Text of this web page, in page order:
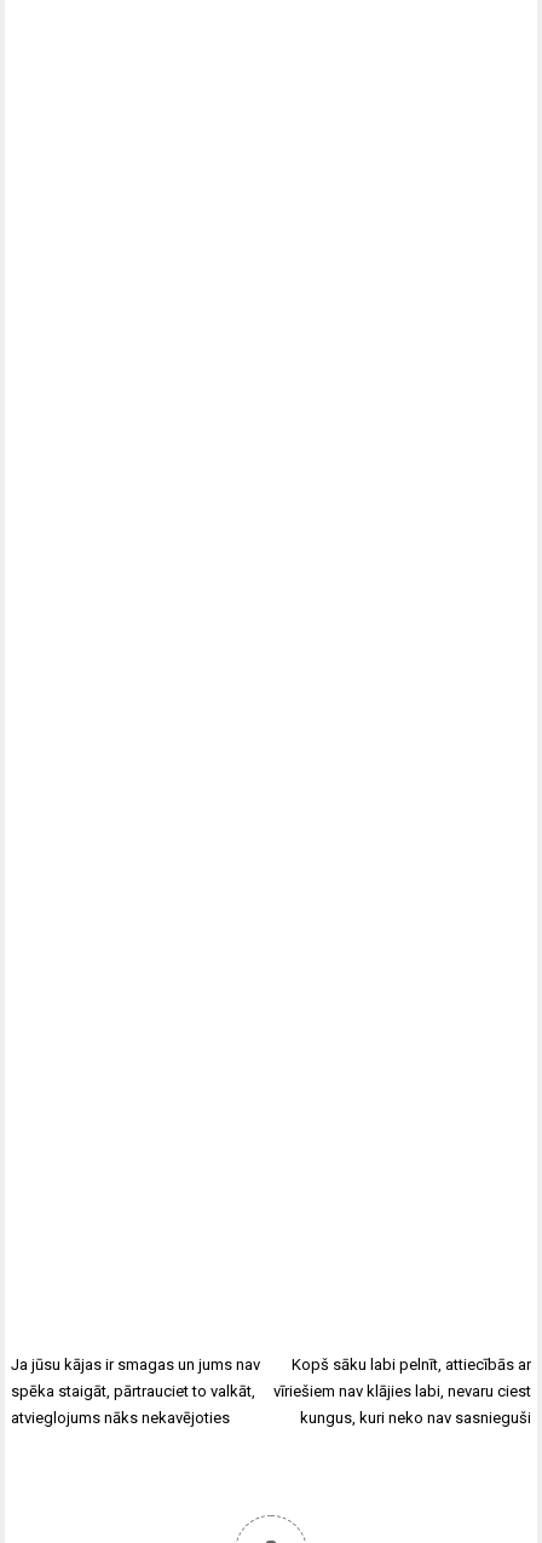
Ja jūsu kājas ir smagas un jums nav
spēka staigāt, pārtrauciet to valkāt,
atvieglojums nāks nekavējoties
Kopš sāku labi pelnīt, attiecībās ar
vīriešiem nav klājies labi, nevaru ciest
kungus, kuri neko nav sasnieguši